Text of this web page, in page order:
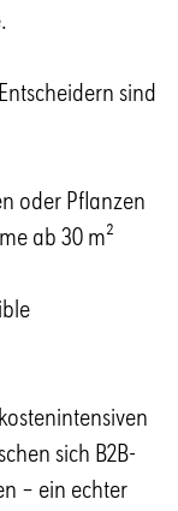
sind
oder Pflanzen
ab 30 m²
sich B2B-
– ein echter